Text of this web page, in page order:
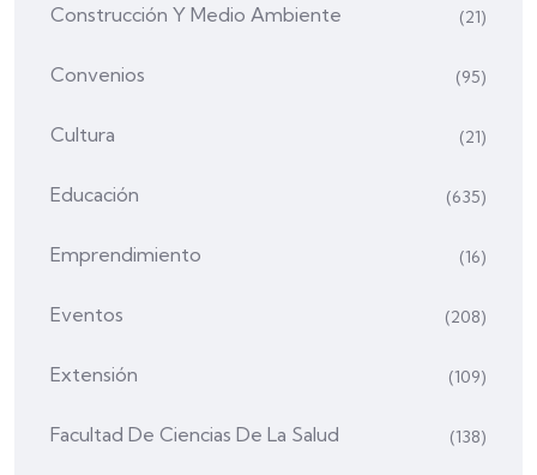
Construcción Y Medio Ambiente (21)
Convenios (95)
Cultura (21)
Educación (635)
Emprendimiento (16)
Eventos (208)
Extensión (109)
Facultad De Ciencias De La Salud (138)